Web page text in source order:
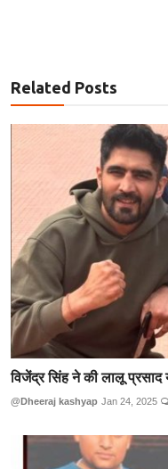
Related Posts
विजेंद्र सिंह ने की लालू
@Dheeraj kashyap Jan 24, 2025